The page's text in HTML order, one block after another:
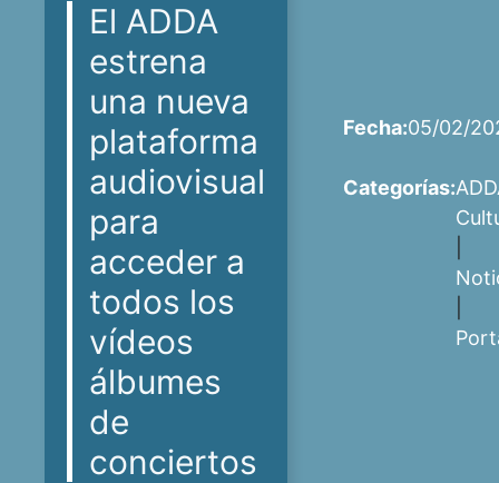
El ADDA
estrena
una nueva
plataforma
audiovisual
para
acceder a
todos los
vídeos
álbumes
de
conciertos
Fecha:05/02/
Categorías: